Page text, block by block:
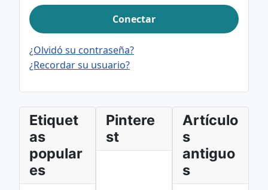
Conectar
¿Olvidó su contraseña?
¿Recordar su usuario?
Etiquet
as
popular
es
Pintere
st
Artículo
s
antiguo
s